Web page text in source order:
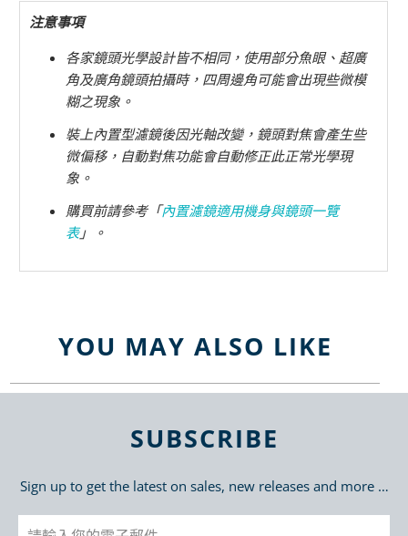
注意事項
各家鏡頭光學設計皆不相同，使用部分魚眼、超廣
角及廣角鏡頭拍攝時，四周邊角可能會出現些微模
糊之現象。
裝上內置型濾鏡後因光軸改變，鏡頭對焦會產生些
微偏移，自動對焦功能會自動修正此正常光學現
象。
購買前請參考「內置濾鏡適用機身與鏡頭一覽
表」。
YOU MAY ALSO LIKE
SUBSCRIBE
Sign up to get the latest on sales, new releases and more …